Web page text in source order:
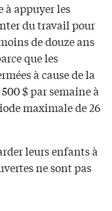
à appuyer les
du travail pour
de douze ans
que les
à cause de la
$ par semaine à
maximale de 26
leurs enfants à
ne sont pas